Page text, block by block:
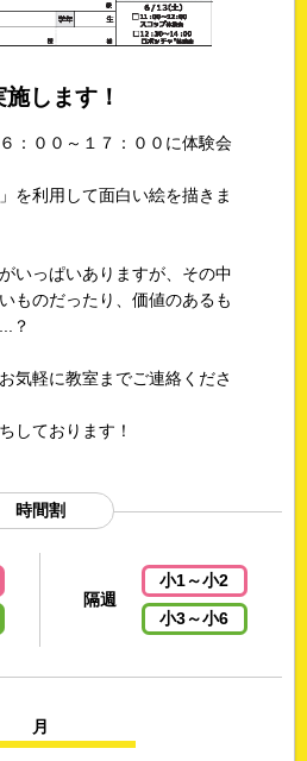
します！
：００～１７：００に体験会
を利用して面白い絵を描きま
いっぱいありますが、その中
ものだったり、価値のあるも
？
気軽に教室までご連絡くださ
しております！
時間割
隔週
小1～小2
小3～小6
月